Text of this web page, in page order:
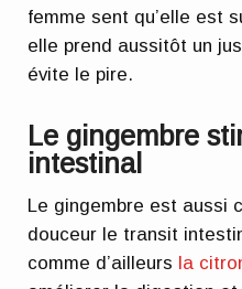
femme sent qu’elle est
elle prend aussitôt un
évite le pire.
Le gingembre
intestinal
Le gingembre est aussi
douceur le transit
comme d’ailleurs la